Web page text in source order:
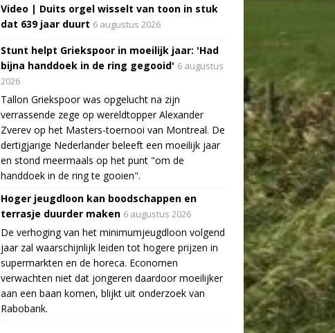
Video | Duits orgel wisselt van toon in stuk
dat 639 jaar duurt 6 augustus 2026
Stunt helpt Griekspoor in moeilijk jaar: 'Had
bijna handdoek in de ring gegooid' 6 augustus
2026
Tallon Griekspoor was opgelucht na zijn
verrassende zege op wereldtopper Alexander
Zverev op het Masters-toernooi van Montreal. De
dertigjarige Nederlander beleeft een moeilijk jaar
en stond meermaals op het punt "om de
handdoek in de ring te gooien".
Hoger jeugdloon kan boodschappen en
terrasje duurder maken 6 augustus 2026
De verhoging van het minimumjeugdloon volgend
jaar zal waarschijnlijk leiden tot hogere prijzen in
supermarkten en de horeca. Economen
verwachten niet dat jongeren daardoor moeilijker
aan een baan komen, blijkt uit onderzoek van
Rabobank.